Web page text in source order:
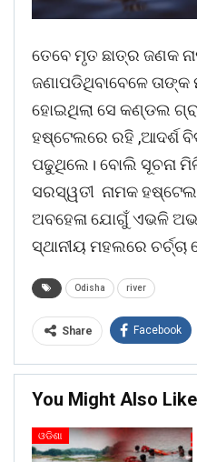
ତେବେ ମୃତ ଛାତ୍ର ଜଣକ
ଜଣାପଡିଥିବାବେଳେ ତାଙ୍କ
ହୋଇଥିଲା ସେ କଣ୍ଡଲ
ହଷ୍ଟେଲରେ ରହି ,ଆଦର୍ଶ
ପଢୁଥିଲେ। ବୋଲି ସୂଚନା
ସରସ୍ୱତୀ ନାମକ
ଅବହେଳା ଯୋଗୁଁ ଏଭଳି
ସ୍ଥାନୀୟ ମହଲରେ ଚର୍ଚ୍ଚା
Odisha river
Share Facebook
You Might Also Like
ଓଡିଶା